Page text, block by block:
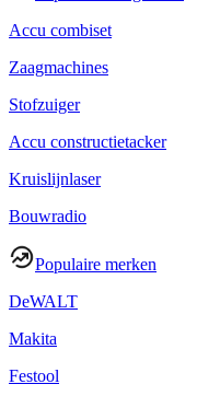
Accu combiset
Zaagmachines
Stofzuiger
Accu constructietacker
Kruislijnlaser
Bouwradio
Populaire merken
DeWALT
Makita
Festool